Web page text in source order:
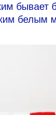
бывает
белым